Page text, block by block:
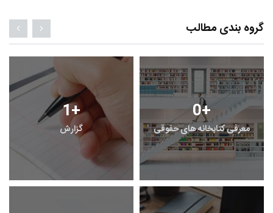
گروه بندی مطالب
1+
گزارش
0+
معرفی کتابخانه های حقوقی